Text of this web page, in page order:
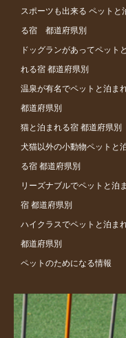
スポーツも出来る ペットと
る宿 都道府県別
ドッグランがあってペット
れる宿 都道府県別
温泉が有名でペットと泊ま
都道府県別
猫と泊まれる宿 都道府県別
犬猫以外の小動物ペットと
る宿 都道府県別
リーズナブルでペットと泊
宿 都道府県別
ハイクラスでペットと泊ま
都道府県別
ペットのためになる情報